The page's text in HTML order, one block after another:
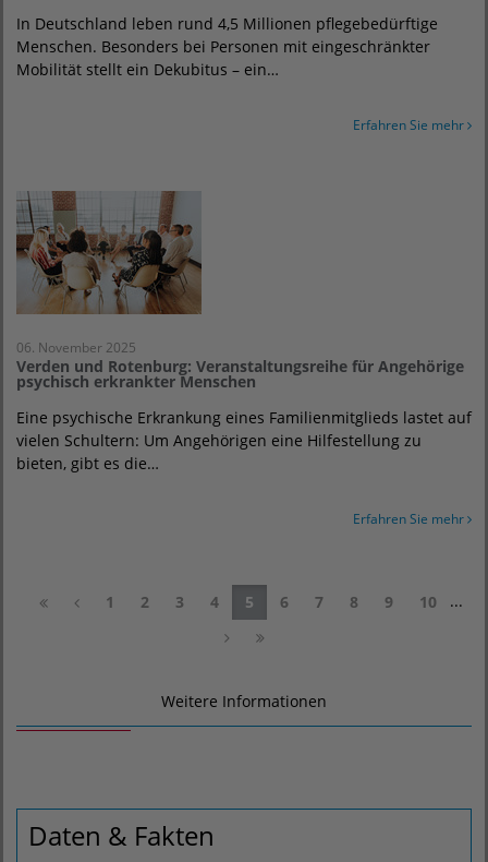
In Deutschland leben rund 4,5 Millionen pflegebedürftige
Menschen. Besonders bei Personen mit eingeschränkter
Mobilität stellt ein Dekubitus – ein…
Erfahren Sie mehr
06. November 2025
Verden und Rotenburg: Veranstaltungsreihe für Angehörige
psychisch erkrankter Menschen
Eine psychische Erkrankung eines Familienmitglieds lastet auf
vielen Schultern: Um Angehörigen eine Hilfestellung zu
bieten, gibt es die…
Erfahren Sie mehr
1 2 3 4 5 6 7 8 9 10 ...
Weitere Informationen
Daten & Fakten